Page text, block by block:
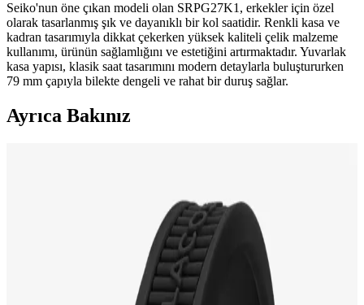
Seiko'nun öne çıkan modeli olan SRPG27K1, erkekler için özel
olarak tasarlanmış şık ve dayanıklı bir kol saatidir. Renkli kasa ve
kadran tasarımıyla dikkat çekerken yüksek kaliteli çelik malzeme
kullanımı, ürünün sağlamlığını ve estetiğini artırmaktadır. Yuvarlak
kasa yapısı, klasik saat tasarımını modern detaylarla buluştururken
79 mm çapıyla bilekte dengeli ve rahat bir duruş sağlar.
Ayrıca Bakınız
Casio GA-2100SKE-7ADR erkek kol saati, şık tasarımı ve 20 ATM
su geçirmezlik özelliğiyle günlük ve spor kullanımına uygun,
dayanıklı ve fonksiyonel bir saat seçeneği sunar.
Casio Unisex Saatler: Moda ve Teknolojiyi
Buluşturan Evrensel Tasarımlar